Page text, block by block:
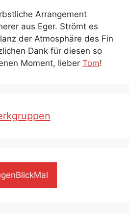
Arrangement
aus Eger. Strömt es
der Atmosphäre des Fin
Dank für diesen so
Moment, lieber Tom!